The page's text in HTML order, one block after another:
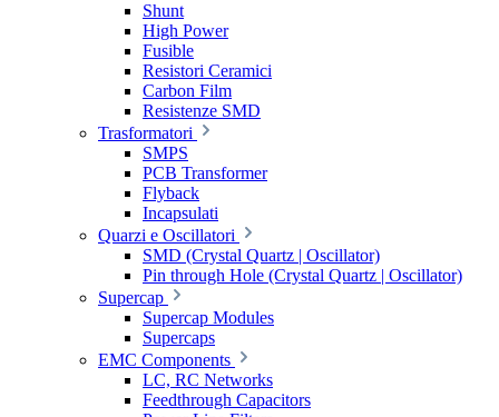
Shunt
High Power
Fusible
Resistori Ceramici
Carbon Film
Resistenze SMD
Trasformatori
SMPS
PCB Transformer
Flyback
Incapsulati
Quarzi e Oscillatori
SMD (Crystal Quartz | Oscillator)
Pin through Hole (Crystal Quartz | Oscillator)
Supercap
Supercap Modules
Supercaps
EMC Components
LC, RC Networks
Feedthrough Capacitors